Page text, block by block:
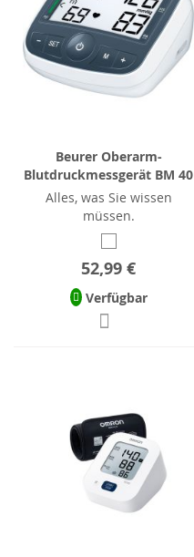
Beurer Oberarm-
Blutdruckmessgerät BM 40
Alles, was Sie wissen
müssen.
52,99 €
Verfügbar